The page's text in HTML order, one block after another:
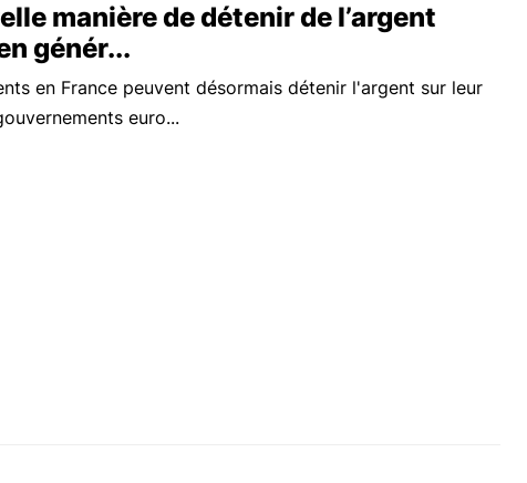
manière de détenir de l’argent
génér...
en France peuvent désormais détenir l'argent sur leur
euro...